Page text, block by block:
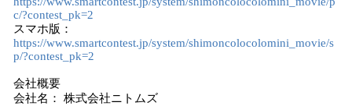
c/?contest_pk=2
スマホ版：
https://www.smartcontest.jp/system/shimoncolocolomini_movie/s
p/?contest_pk=2
会社概要
会社名： 株式会社ニトムズ